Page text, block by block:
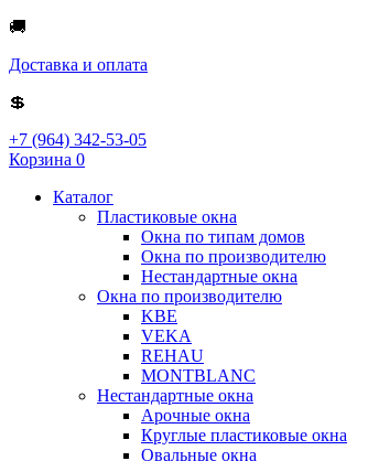
🚚
Доставка и оплата
💲
+7 (964) 342-53-05
Корзина 0
Каталог
Пластиковые окна
Окна по типам домов
Окна по производителю
Нестандартные окна
Окна по производителю
KBE
VEKA
REHAU
MONTBLANC
Нестандартные окна
Арочные окна
Круглые пластиковые окна
Овальные окна